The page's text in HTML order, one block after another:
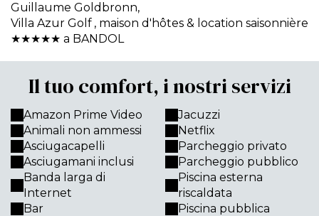
Guillaume Goldbronn,
Villa Azur Golf , maison d'hôtes & location saisonnière
★★★★★ a BANDOL
Il tuo comfort, i nostri servizi
Amazon Prime Video
Animali non ammessi
Asciugacapelli
Asciugamani inclusi
Banda larga di
Internet
Bar
Jacuzzi
Netflix
Parcheggio privato
Parcheggio pubblico
Piscina esterna
riscaldata
Piscina pubblica